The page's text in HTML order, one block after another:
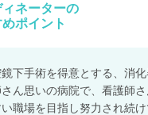
ィネーターの
ポイント
下手術を得意とする、消
ん思いの病院で、看護師
職場を目指し努力され続